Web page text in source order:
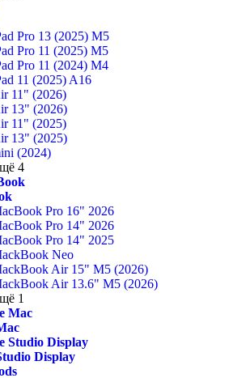
Pro 13 (2025) M5
Pro 11 (2025) M5
Pro 11 (2024) M4
11 (2025) A16
11" (2026)
13" (2026)
11" (2025)
13" (2025)
(2024)
4
Pro 16" 2026
Pro 14" 2026
Pro 14" 2025
Neo
Air 15" M5 (2026)
Air 13.6" M5 (2026)
1
Display